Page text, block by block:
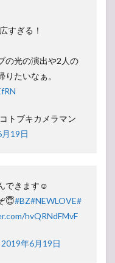
すぎる！
の光の演出や2人の
たいなぁ。
トブキカメラマン
19日
できます☺️
😇#BZ#NEWLOVE#
hvQRNdFMvF
2019年6月19日